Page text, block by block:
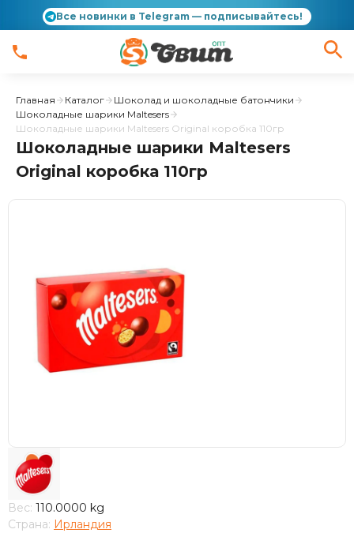
Все новинки в Telegram — подписывайтесь!
Главная Каталог
Шоколад и шоколадные батончики
Шоколадные шарики Maltesers
Шоколадные шарики Maltesers Original коробка 110гр
Шоколадные шарики Maltesers
Original коробка 110гр
Вес: 110.0000 kg
Страна: Ирландия